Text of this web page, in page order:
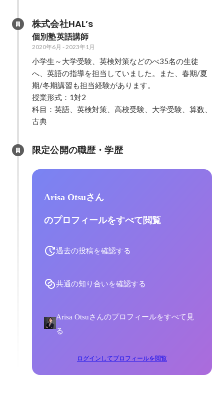
株式会社HAL’s
個別塾英語講師
2020年6月 -2023年1月
小学生～大学受験、英検対策などのべ35名の生徒
へ、英語の指導を担当していました。また、春期/夏
期/冬期講習も担当経験があります。
授業形式：1対2
科目：英語、英検対策、高校受験、大学受験、算数、
限定公開の職歴・学歴
Arisa Otsuさん
のプロフィールをすべて閲覧
過去の投稿を確認する
共通の知り合いを確認する
Arisa Otsuさんのプロフィールをすべて見
る
ログインしてプロフィールを閲覧